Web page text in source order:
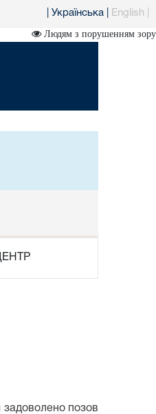
Українська English
Людям з порушенням зору
задоволено позов